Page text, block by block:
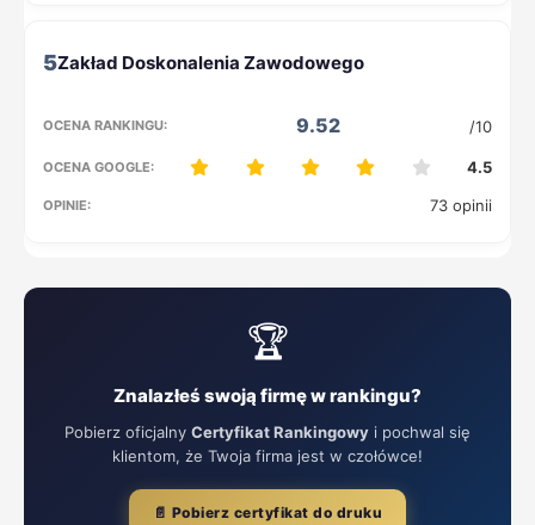
5
9.52 /10
4.5
73 opinii
🏆
Znalazłeś swoją firmę w rankingu?
Pobierz oficjalny Certyfikat Rankingowy i pochwal się
klientom, że Twoja firma jest w czołówce!
📄 Pobierz certyfikat do druku